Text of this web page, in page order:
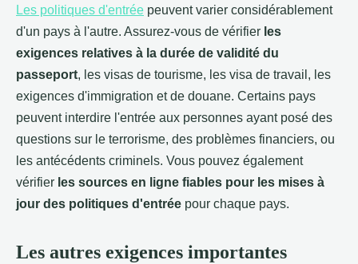
Les politiques d'entrée peuvent varier considérablement
d'un pays à l'autre. Assurez-vous de vérifier les
exigences relatives à la durée de validité du
passeport, les visas de tourisme, les visa de travail, les
exigences d'immigration et de douane. Certains pays
peuvent interdire l'entrée aux personnes ayant posé des
questions sur le terrorisme, des problèmes financiers, ou
les antécédents criminels. Vous pouvez également
vérifier les sources en ligne fiables pour les mises à
jour des politiques d'entrée pour chaque pays.
Les autres exigences importantes